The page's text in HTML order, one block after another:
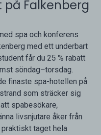
på Falkenberg
spa och konferens
med ett underbart
får du 25 % rabatt
söndag–torsdag.
finaste spa-hotellen på
som sträcker sig
spabesökare,
livsnjutare åker från
praktiskt taget hela